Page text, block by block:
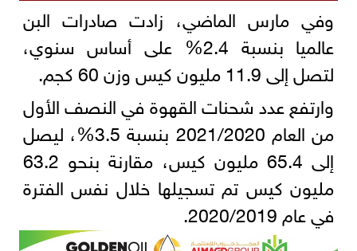
وفي مارس الماضي، زادت صادرات البن
عالميا بنسبة 2.4% على أساس سنوي،
لتصل إلى 11.9 مليون كيس وزن 60 كجم.
وارتفع عدد شحنات القهوة في النصف الأول
من العام 2021/2020 بنسبة 3.5%، ليصل
إلى 65.4 مليون كيس، مقارنة بنحو 63.2
مليون كيس تم تسجيلها خلال نفس الفترة
في عام 2020/2019.